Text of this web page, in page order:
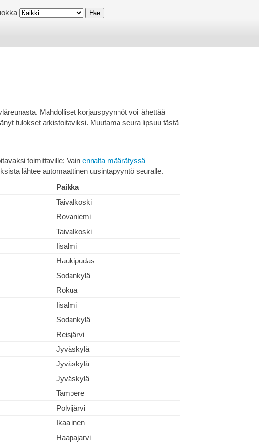
Mahdolliset korjauspyynnöt voi lähettää
tulokset arkistoitaviksi. Muutama seura lipsuu tästä
toimittaville: Vain ennalta määrätyssä
lähtee automaattinen uusintapyyntö seuralle.
Paikka
Taivalkoski
Rovaniemi
Taivalkoski
Iisalmi
Haukipudas
Sodankylä
Rokua
Iisalmi
Sodankylä
Reisjärvi
Jyväskylä
Jyväskylä
Jyväskylä
Tampere
Polvijärvi
Ikaalinen
Haapajarvi